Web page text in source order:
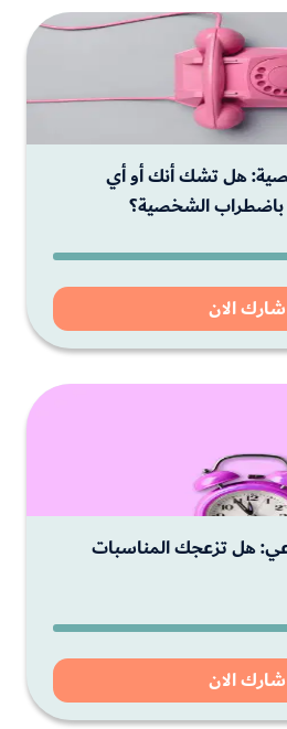
هل تشك أنك أو أي
الشخصية؟
شارك الان
هل تزعجك المناسبات
شارك الان